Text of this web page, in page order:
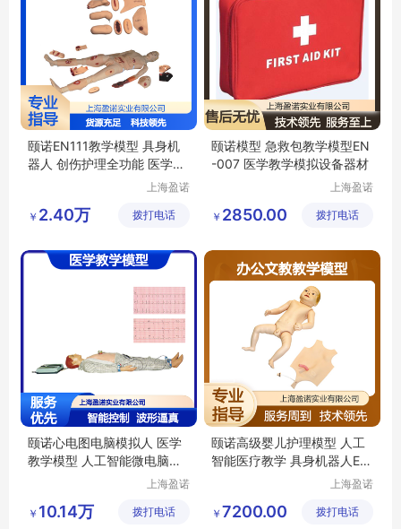
颐诺EN111教学模型 具身机
器人 创伤护理全功能 医学临
上海盈诺
公司
￥ 2.40万 拨打电话
颐诺模型 急救包教学模型EN
-007 医学教学模拟设备器材
上海盈诺
公司
￥ 2850.00 拨打电话
颐诺心电图电脑模拟人 医学
教学模型 人工智能微电脑控
上海盈诺
公司
￥ 10.14万 拨打电话
颐诺高级婴儿护理模型 人工
智能医疗教学 具身机器人EN
上海盈诺
公司
￥ 7200.00 拨打电话